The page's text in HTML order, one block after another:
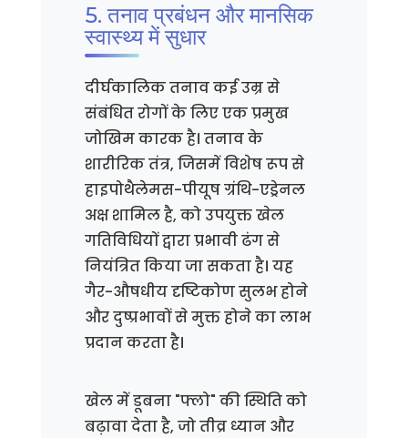
5. तनाव प्रबंधन और मानसिक
स्वास्थ्य में सुधार
दीर्घकालिक तनाव कई उम्र से
संबंधित रोगों के लिए एक प्रमुख
जोखिम कारक है। तनाव के
शारीरिक तंत्र, जिसमें विशेष रूप से
हाइपोथैलेमस-पीयूष ग्रंथि-एड्रेनल
अक्ष शामिल है, को उपयुक्त खेल
गतिविधियों द्वारा प्रभावी ढंग से
नियंत्रित किया जा सकता है। यह
गैर-औषधीय दृष्टिकोण सुलभ होने
और दुष्प्रभावों से मुक्त होने का लाभ
प्रदान करता है।
खेल में डूबना "फ्लो" की स्थिति को
बढ़ावा देता है, जो तीव्र ध्यान और